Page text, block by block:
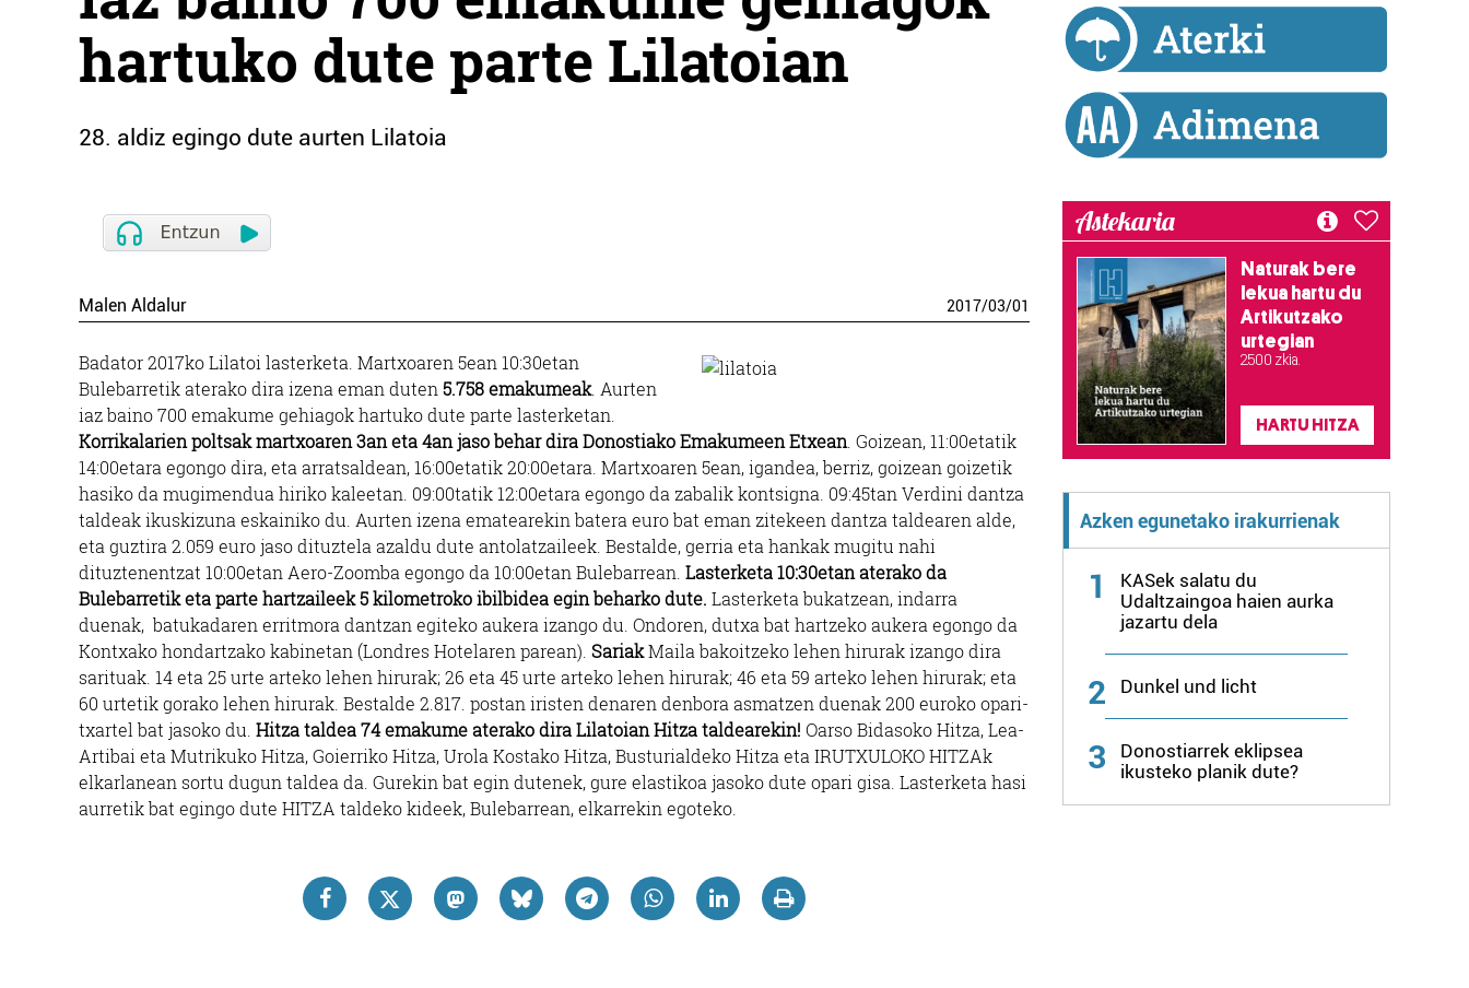
hartuko dute parte Lilatoian
28. aldiz egingo dute aurten Lilatoia
Malen Aldalur 2017/03/01
Badator 2017ko Lilatoi lasterketa. Martxoaren 5ean 10:30etan
Bulebarretik aterako dira izena eman duten 5.758 emakumeak. Aurten
iaz baino 700 emakume gehiagok hartuko dute parte lasterketan.
Korrikalarien poltsak martxoaren 3an eta 4an jaso behar dira Donostiako Emakumeen Etxean . Goizean, 11:00etatik
14:00etara egongo dira, eta arratsaldean, 16:00etatik 20:00etara. Martxoaren 5ean, igandea, berriz, goizean goizetik
hasiko da mugimendua hiriko kaleetan. 09:00tatik 12:00etara egongo da zabalik kontsigna. 09:45tan Verdini dantza
taldeak ikuskizuna eskainiko du. Aurten izena ematearekin batera euro bat eman zitekeen dantza taldearen alde,
eta guztira 2.059 euro jaso dituztela azaldu dute antolatzaileek. Bestalde, gerria eta hankak mugitu nahi
dituztenentzat 10:00etan Aero-Zoomba egongo da 10:00etan Bulebarrean. Lasterketa 10:30etan aterako da
Bulebarretik eta parte hartzaileek 5 kilometroko ibilbidea egin beharko dute. Lasterketa bukatzean, indarra
duenak, batukadaren erritmora dantzan egiteko aukera izango du. Ondoren, dutxa bat hartzeko aukera egongo da
Kontxako hondartzako kabinetan (Londres Hotelaren parean). SariakMaila bakoitzeko lehen hirurak izango dira
sarituak. 14 eta 25 urte arteko lehen hirurak; 26 eta 45 urte arteko lehen hirurak; 46 eta 59 arteko lehen hirurak; eta
60 urtetik gorako lehen hirurak. Bestalde 2.817. postan iristen denaren denbora asmatzen duenak 200 euroko opari-
txartel bat jasoko du. Hitza taldea74 emakume aterako dira Lilatoian Hitza taldearekin! Oarso Bidasoko Hitza, Lea-
Artibai eta Mutrikuko Hitza, Goierriko Hitza, Urola Kostako Hitza, Busturialdeko Hitza eta IRUTXULOKO HITZAk
elkarlanean sortu dugun taldea da. Gurekin bat egin dutenek, gure elastikoa jasoko dute opari gisa. Lasterketa hasi
aurretik bat egingo dute HITZA taldeko kideek, Bulebarrean, elkarrekin egoteko.
Astekaria
Naturak bere
lekua hartu du
Artikutzako
urtegian
2.500 zkia.
HARTU HITZA
Azken egunetako irakurrienak
1
KASek salatu du
Udaltzaingoa haien aurka
jazartu dela
2 Dunkel und licht
3
Donostiarrek eklipsea
ikusteko planik dute?